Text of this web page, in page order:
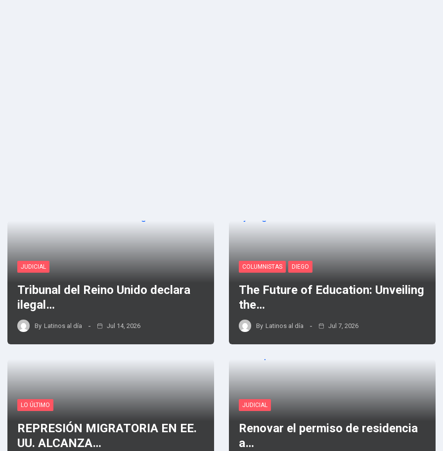
JUDICIAL
Tribunal del Reino Unido declara
ilegal…
By Latinos al día Jul 14, 2026
COLUMNISTAS DIEGO
The Future of Education: Unveiling
the…
By Latinos al día Jul 7, 2026
LO ÚLTIMO
REPRESIÓN MIGRATORIA EN EE.
UU. ALCANZA…
JUDICIAL
Renovar el permiso de residencia
a…